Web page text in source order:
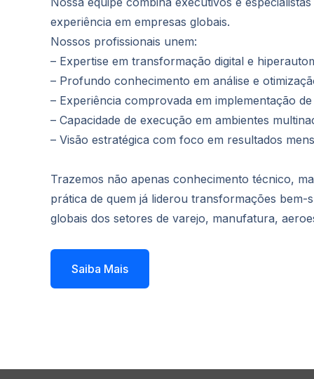
experiência em empresas globais.
Nossos profissionais unem:
– Expertise em transformação digital e
– Profundo conhecimento em análise e
– Experiência comprovada em implementação
– Capacidade de execução em ambientes
– Visão estratégica com foco em resultados
Trazemos não apenas conhecimento técnico,
prática de quem já liderou transformações bem-
globais dos setores de varejo, manufatura,
Saiba Mais